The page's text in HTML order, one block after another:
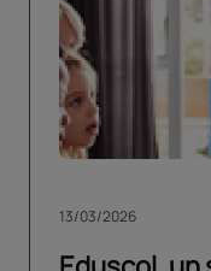
13/03/2026